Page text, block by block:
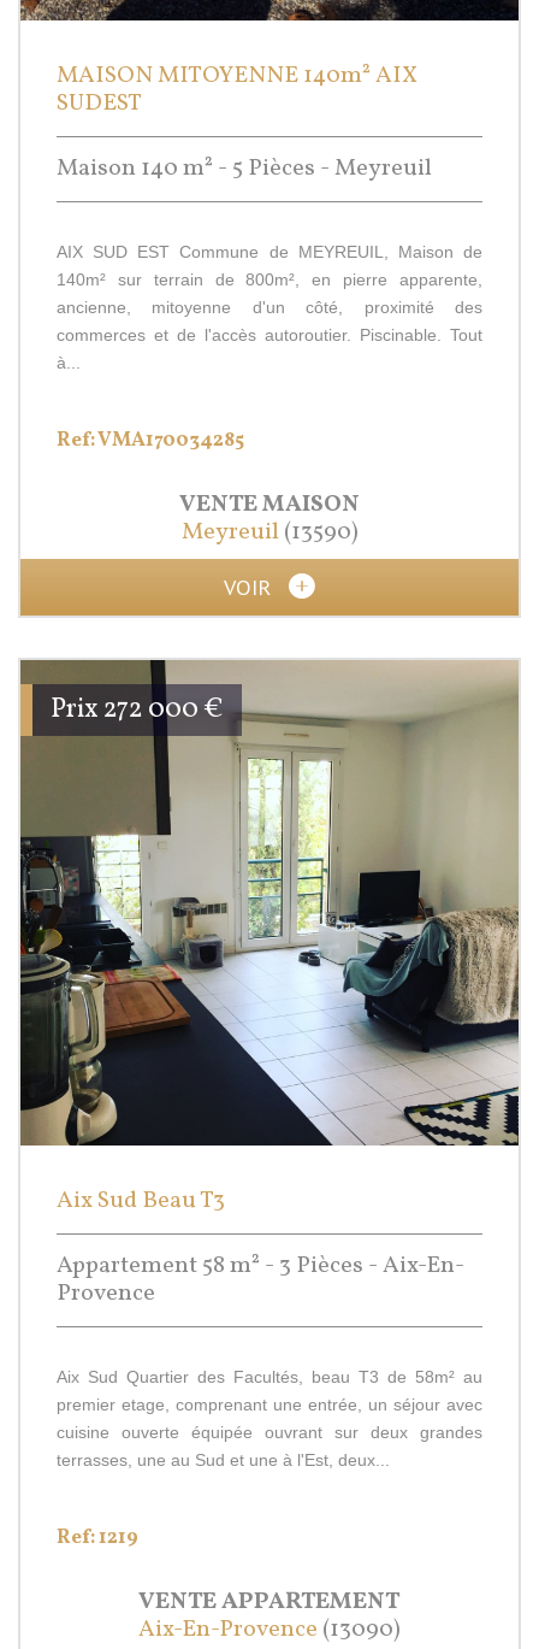
MAISON MITOYENNE 140m² AIX
SUDEST
Maison 140 m² - 5 Pièces - Meyreuil
AIX SUD EST Commune de MEYREUIL, Maison de
140m² sur terrain de 800m², en pierre apparente,
ancienne, mitoyenne d'un côté, proximité des
commerces et de l'accès autoroutier. Piscinable. Tout
à...
Ref: VMA170034285
VENTEMAISON
Meyreuil(13590)
VOIR
Prix272 000€
Aix Sud Beau T3
Appartement 58 m² - 3 Pièces - Aix-En-
Provence
Aix Sud Quartier des Facultés, beau T3 de 58m² au
premier etage, comprenant une entrée, un séjour avec
cuisine ouverte équipée ouvrant sur deux grandes
terrasses, une au Sud et une à l'Est, deux...
Ref: 1219
VENTEAPPARTEMENT
Aix-En-Provence (13090)